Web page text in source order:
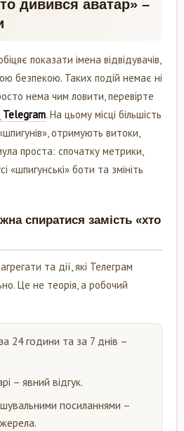
дивився аватар» –
показати імена відвідувачів,
безпекою. Таких подій немає ні
нема чим ловити, перевірте
Telegram. На цьому місці більшість
отримують витоки,
проста: спочатку метрики,
«шпигунські» боти та змініть
спиратися замість «хто
та дії, які Телеграм
Це не теорія, а робочий
24 години та за 7 днів –
– явний відгук.
посиланнями –